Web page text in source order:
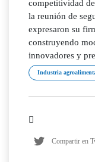
competitividad
la reunión de
expresaron su
construyendo
innovadores y
Industria
Compartir en